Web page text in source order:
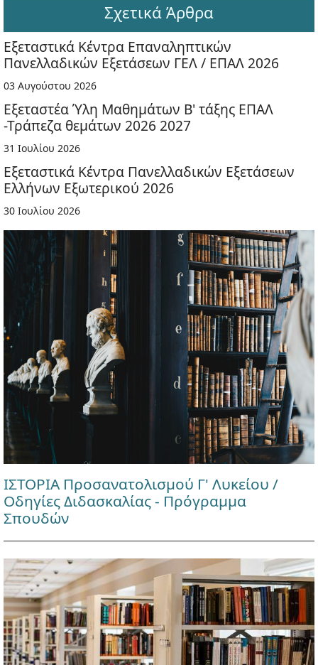
Σχετικά Άρθρα
Εξεταστικά Κέντρα Επαναληπτικών
Πανελλαδικών Εξετάσεων ΓΕΛ / ΕΠΑΛ 2026
03 Αυγούστου 2026
Εξεταστέα Ύλη Μαθημάτων Β' τάξης ΕΠΑΛ
-Τράπεζα θεμάτων 2026 2027
31 Ιουλίου 2026
Εξεταστικά Κέντρα Πανελλαδικών Εξετάσεων
Ελλήνων Εξωτερικού 2026
30 Ιουλίου 2026
ΙΣΤΟΡΙΑ Προσανατολισμού Γ' Λυκείου /
Οδηγίες Διδασκαλίας - Πρόγραμμα
Σπουδών